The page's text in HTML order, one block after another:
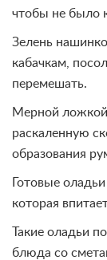
чтобы не было
Зелень
кабачкам,
перемешать.
Мерной ложкой
раскаленную
образования
Готовые
которая
Такие оладьи
блюда со